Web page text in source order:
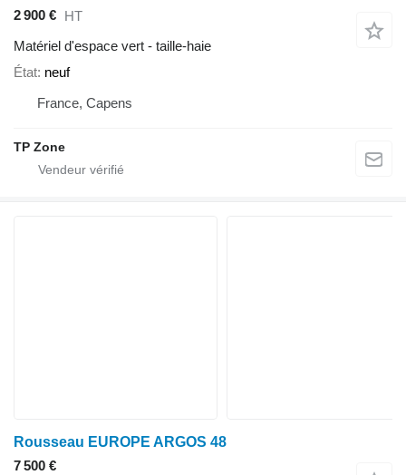
2 900 € HT
Matériel d'espace vert - taille-haie
État neuf
France, Capens
TP Zone
Rousseau EUROPE ARGOS 48
7 500 €